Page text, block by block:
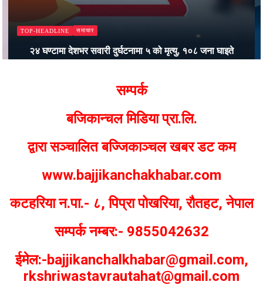
TOP-HEADLINE समाचार
२४ घण्टामा देशभर सवारी दुर्घटनामा ५ को मृत्यु, १०८ जना घाइते
सम्पर्क
बजिकान्चल मिडिया प्रा.लि.
द्वारा सञ्चालित बज्जिकाञ्चल खबर डट कम
www.bajjikanchakhabar.com
कटहरिया न.पा.- ८, पिप्रा पोखरिया, रौतहट, नेपाल
सम्पर्क नम्बर:- 9855042632
ईमेल:-bajjikanchalkhabar@gmail.com,
rkshriwastavrautahat@gmail.com